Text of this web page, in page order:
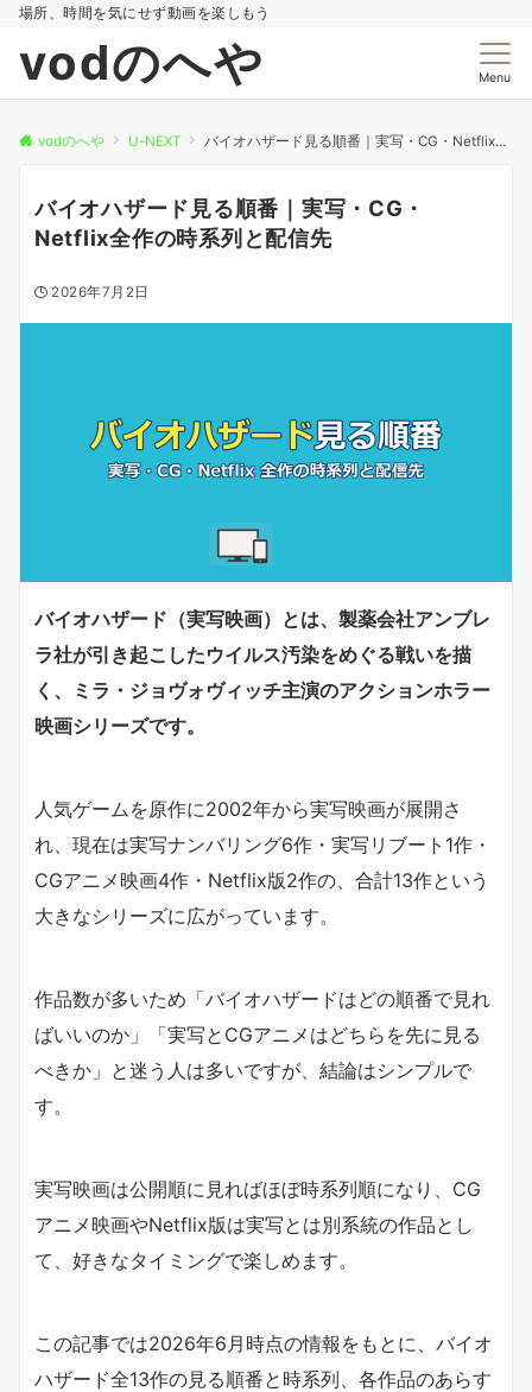
場所、時間を気にせず動画を楽しもう
vodのへや Menu
vodのへや U-NEXT バイオハザード見る順番｜実写・CG・Netflix全作の時系列と配信先
バイオハザード見る順番｜実写・CG・
Netflix全作の時系列と配信先
2026年7月2日
バイオハザード（実写映画）とは、製薬会社アンブレ
ラ社が引き起こしたウイルス汚染をめぐる戦いを描
く、ミラ・ジョヴォヴィッチ主演のアクションホラー
映画シリーズです。
人気ゲームを原作に2002年から実写映画が展開さ
れ、現在は実写ナンバリング6作・実写リブート1作・
CGアニメ映画4作・Netflix版2作の、合計13作という
大きなシリーズに広がっています。
作品数が多いため「バイオハザードはどの順番で見れ
ばいいのか」「実写とCGアニメはどちらを先に見る
べきか」と迷う人は多いですが、結論はシンプルで
す。
実写映画は公開順に見ればほぼ時系列順になり、CG
アニメ映画やNetflix版は実写とは別系統の作品とし
て、好きなタイミングで楽しめます。
この記事では2026年6月時点の情報をもとに、バイオ
ハザード全13作の見る順番と時系列、各作品のあらす